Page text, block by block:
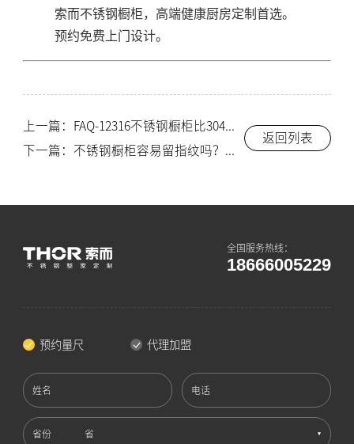
索而不锈钢橱柜，高端健康厨房定制首选。
预约免费上门设计。
上一篇：FAQ-12316不锈钢橱柜比304贵多少？索而官方价格对比说明
返回列表
全国服务热线：
18666005229
预约量尺 代理加盟
姓名 电话
省份